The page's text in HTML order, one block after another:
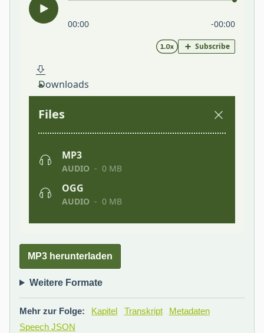
MP3 herunterladen
Weitere Formate
Mehr zur Folge: Kapitel Transkript
Metadaten
Speech JSON